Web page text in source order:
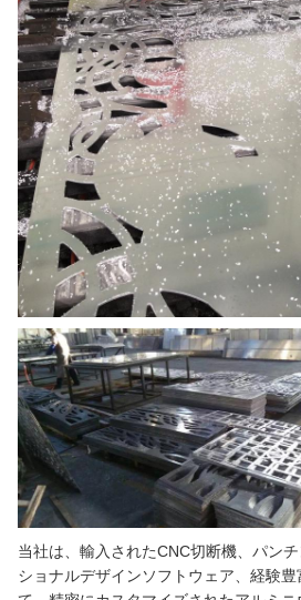
当社は、輸入されたCNC切断機、パン
ショナルデザインソフトウェア、経験